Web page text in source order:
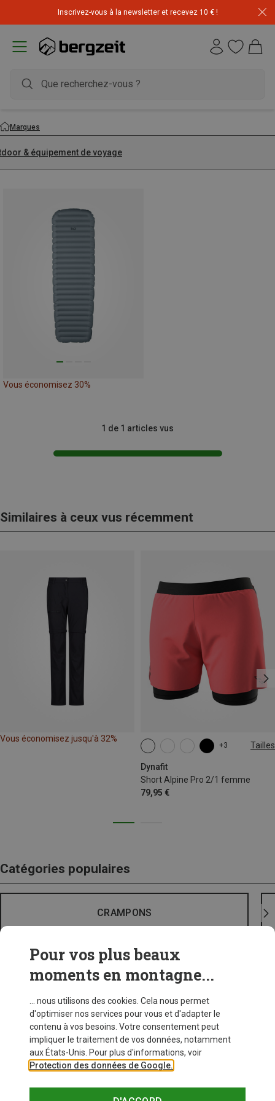
Inscrivez-vous à la newsletter et recevez 10 € !
Marques
& équipement de voyage
Vous économisez 30%
1 de 1 articles vus
Similaires à ceux vus récemment
Vous économisez jusqu'à 32%
+3 Tailles
Dynafit
Short Alpine Pro 2/1 femme
79,95 €
XS M
Catégories populaires
CRAMPONS
Pour vos plus beaux
moments en montagne...
... nous utilisons des cookies. Cela nous permet
d'optimiser nos services pour vous et d'adapter le
contenu à vos besoins. Votre consentement peut
impliquer le traitement de vos données, notamment
aux États-Unis. Pour plus d'informations, voir
Protection des données de Google.